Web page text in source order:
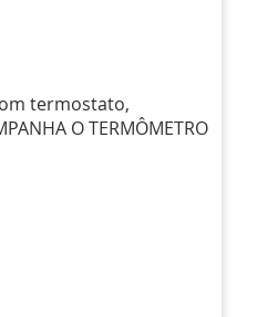
termostato,
O TERMÔMETRO